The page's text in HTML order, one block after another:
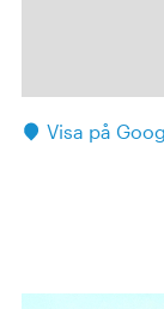
Visa på